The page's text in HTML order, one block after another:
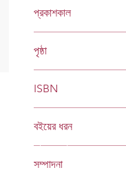
প্রকাশকাল
পৃষ্ঠা
ISBN
বইয়ের ধরন
সম্পাদনা
Socials